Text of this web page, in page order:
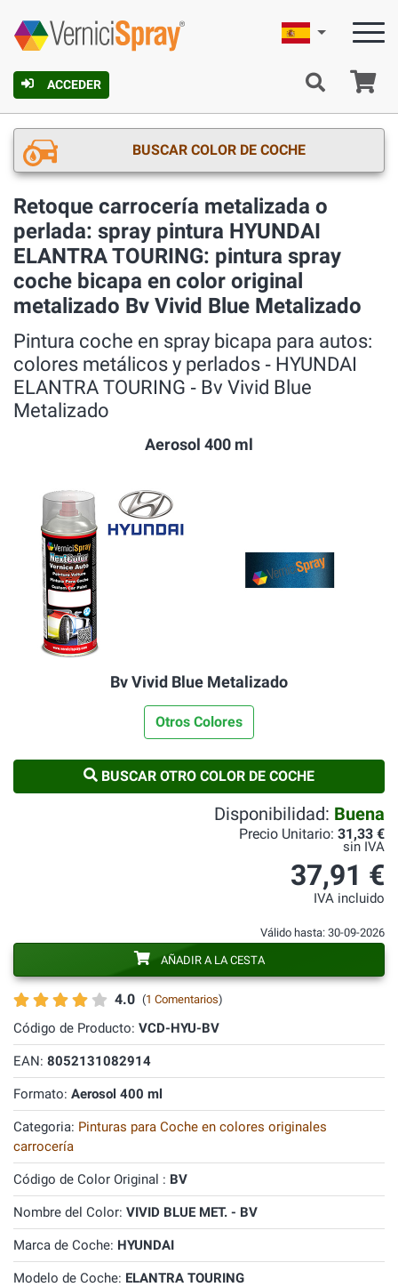
ACCEDER
Español
BUSCAR COLOR DE COCHE
Retoque carrocería metalizada o
perlada: spray pintura HYUNDAI
ELANTRA TOURING: pintura spray
coche bicapa en color original
metalizado Bv Vivid Blue Metalizado
Pintura coche en spray bicapa para autos:
colores metálicos y perlados ‐ HYUNDAI
ELANTRA TOURING ‐ Bv Vivid Blue
Metalizado
Aerosol 400 ml
Bv Vivid Blue Metalizado
Otros Colores
BUSCAR OTRO COLOR DE COCHE
4.0 (1 Comentarios)
Código de Producto: VCD-HYU-BV
EAN: 8052131082914
Formato: Aerosol 400 ml
Categoria: Pinturas para Coche en colores originales
carrocería
Código de Color Original : BV
Nombre del Color: VIVID BLUE MET. - BV
Marca de Coche: HYUNDAI
Modelo de Coche: ELANTRA TOURING
Disponibilidad: Buena
Precio Unitario: 31,33 €
sin IVA
37,91 €
IVA incluido
Válido hasta: 30-09-2026
AÑADIR A LA CESTA